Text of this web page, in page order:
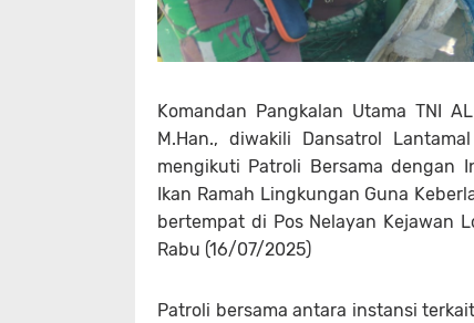
Komandan Pangkalan Utama TNI
M.Han., diwakili Dansatrol
mengikuti Patroli Bersama dengan
Ikan Ramah Lingkungan Guna
bertempat di Pos Nelayan Kejawan
Rabu (16/07/2025)
Patroli bersama antara instansi